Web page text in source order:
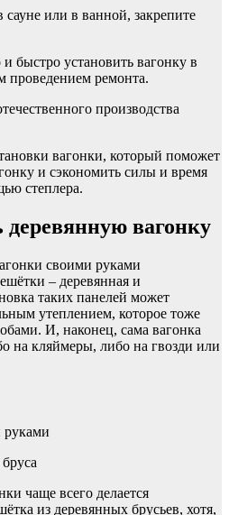
или в ванной, закрепите
быстро установить вагонку в
ремонта.
производства
вагонки, который поможет
и сэкономить силы и время
степлера.
вагонку
своими руками
– деревянная и
таких панелей может
утеплением, которое тоже
И, наконец, сама вагонка
на кляймеры, либо на гвозди или
чаще всего делается
из деревянных брусьев, хотя,